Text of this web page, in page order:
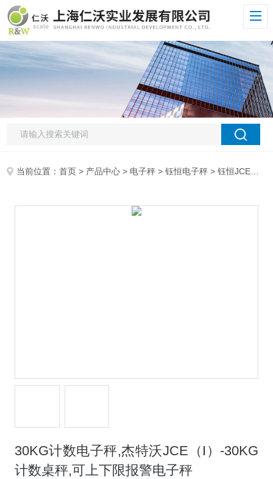
当前位置：首页 > 产品中心 > 电子秤 >钰恒电子秤 > 钰恒JCE（I）桌秤30KG计数电子秤,杰特沃JCE（I）-30KG计数桌秤,可上下限报警电子秤
30KG计数电子秤,杰特沃JCE（I）-30KG
计数桌秤,可上下限报警电子秤